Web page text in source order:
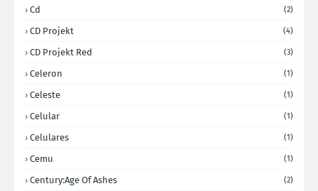
Cd (2)
CD Projekt (4)
CD Projekt Red (3)
Celeron (1)
Celeste (1)
Celular (1)
Celulares (1)
Cemu (1)
Century:Age Of Ashes (2)